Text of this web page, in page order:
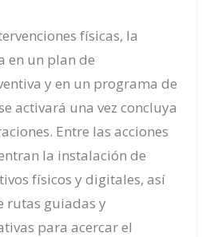
físicas, la
en un plan de
y en un programa de
activará una vez concluya
Entre las acciones
la instalación de
físicos y digitales, así
rutas guiadas y
para acercar el